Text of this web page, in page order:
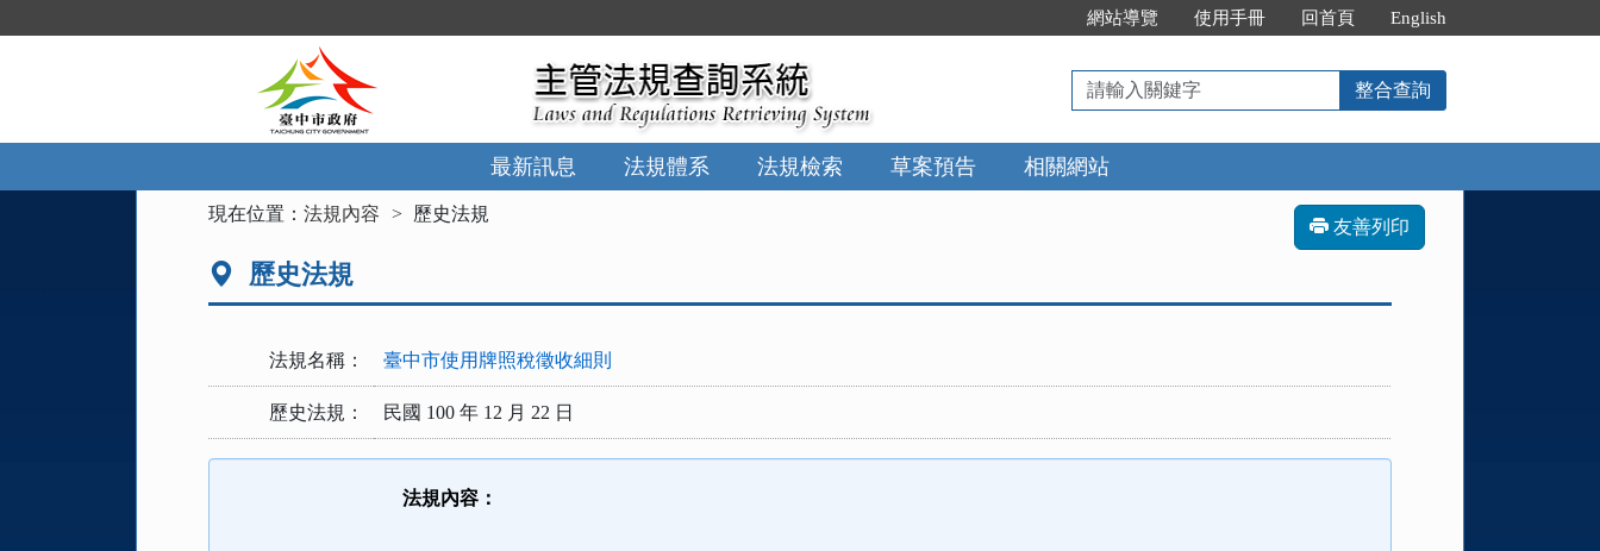
到
網站導覽 使用手冊 回首頁 English
請
輸
入
關
鍵
整合查詢
最新訊息 法規體系 法規檢索 草案預告 相關網站
現在位置：法規內容 歷史法規
友善列印
歷史法規
法規名稱： 臺中市使用牌照稅徵收細則
歷史法規： 民國 100 年 12 月 22 日
法規內容：